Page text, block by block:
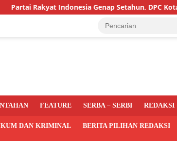
Rakyat Indonesia Genap Setahun, DPC Kota
FEATURE SERBA – SERBI REDAKSI
DAN KRIMINAL BERITA PILIHAN REDAKSI